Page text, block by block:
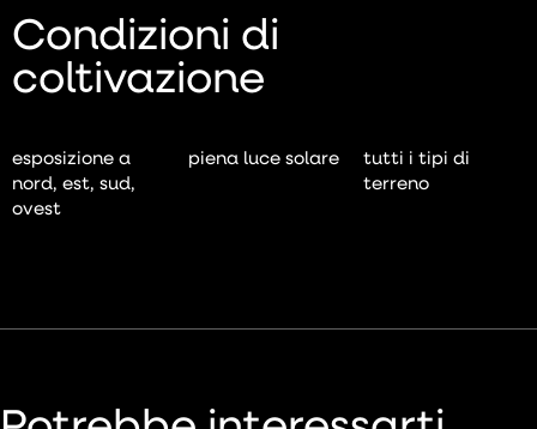
Condizioni di
coltivazione
esposizione a
nord, est, sud,
ovest
piena luce solare
tutti i tipi di
terreno